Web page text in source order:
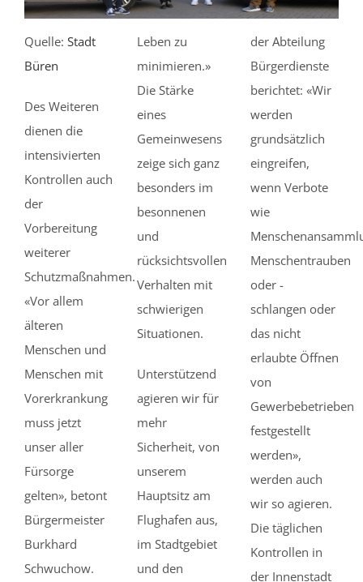
Quelle: Stadt
Büren
Des Weiteren
dienen die
intensivierten
Kontrollen auch
der
Vorbereitung
weiterer
Schutzmaßnahmen.
«Vor allem
älteren
Menschen und
Menschen mit
Vorerkrankung
muss jetzt
unser aller
Fürsorge
gelten», betont
Bürgermeister
Burkhard
Schwuchow.
Leben zu
minimieren.»
Die Stärke
eines
Gemeinwesens
zeige sich ganz
besonders im
besonnenen
und
rücksichtsvollen
Verhalten mit
schwierigen
Situationen.
Unterstützend
agieren wir für
mehr
Sicherheit, von
unserem
Hauptsitz am
Flughafen aus,
im Stadtgebiet
und den
der Abteilung
Bürgerdienste
berichtet: «Wir
werden
grundsätzlich
eingreifen,
wenn Verbote
wie
Menschentrauben
oder -
schlangen oder
das nicht
erlaubte Öffnen
von
Gewerbebetrieben
festgestellt
werden»,
werden auch
wir so agieren.
Die täglichen
Kontrollen in
der Innenstadt